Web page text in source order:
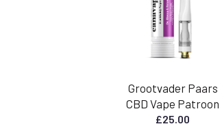
Grootvader Paars
CBD Vape Patroon
£25.00